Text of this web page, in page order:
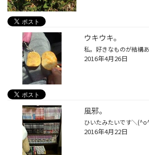
ウキウキ。
2016年4月26日
風邪。
2016年4月22日